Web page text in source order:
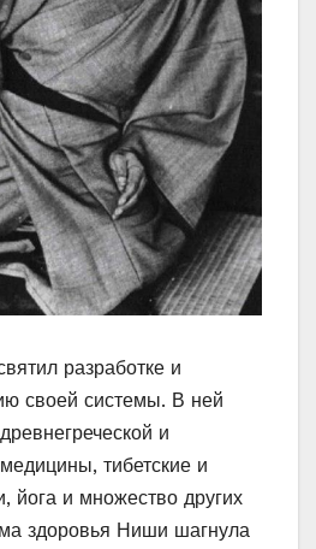
разработке и
своей системы. В ней
и
тибетские и
йога и множество других
здоровья Ниши шагнула